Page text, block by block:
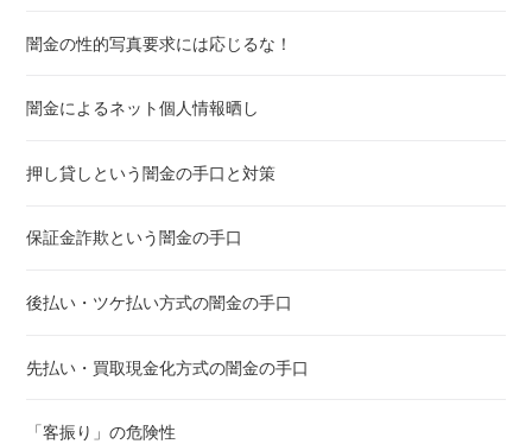
闇金の性的写真要求には応じるな！
闇金によるネット個人情報晒し
押し貸しという闇金の手口と対策
保証金詐欺という闇金の手口
後払い・ツケ払い方式の闇金の手口
先払い・買取現金化方式の闇金の手口
「客振り」の危険性